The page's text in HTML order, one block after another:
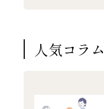
人気コラム